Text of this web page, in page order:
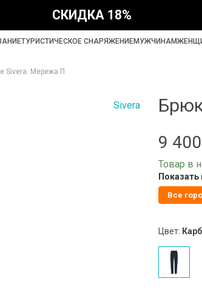
СКИДКА 18%
ТУРИСТИЧЕСКОЕ СНАРЯЖЕНИЕМУЖЧИНАМ
Sivera: Мережа П
Sivera
9
Товар в
Показать
Все
Цвет: